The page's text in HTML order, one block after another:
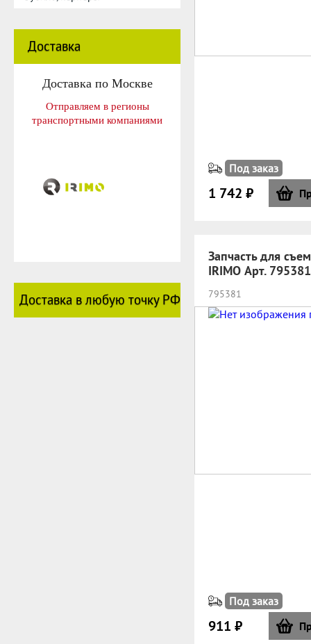
Доставка
Доставка по Москве
Отправляем в регионы
транспортными компаниями
Доставка в любую точку РФ
Под заказ
1 742 ₽
Запчасть для
IRIMO Арт. 795381
795381
Под заказ
911 ₽